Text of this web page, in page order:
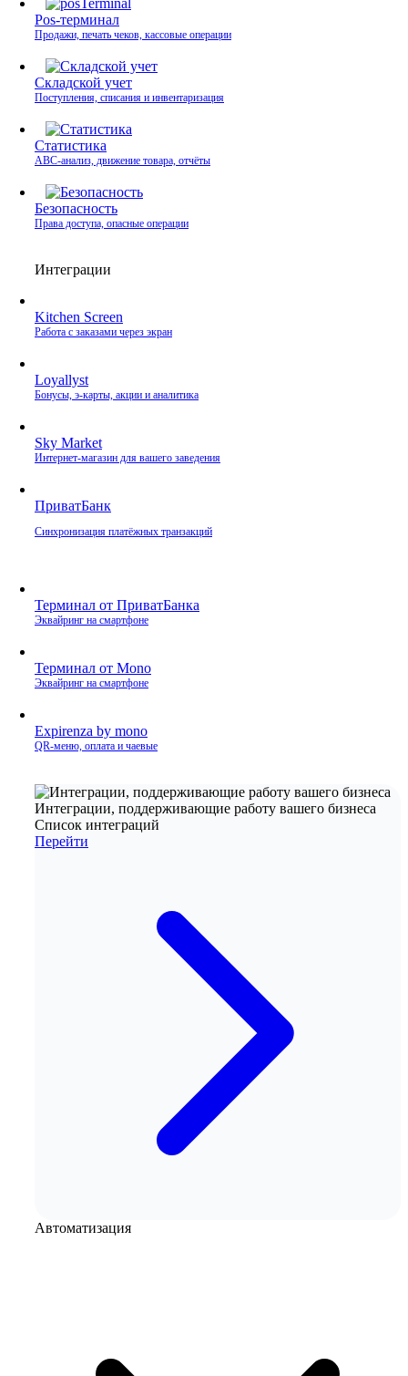
Pos-терминал
Продажи, печать чеков, кассовые операции
Складской учет
Поступления, списания и инвентаризация
Статистика
ABC-анализ, движение товара, отчёты
Безопасность
Права доступа, опасные операции
Интеграции
Kitchen Screen
Работа с заказами через экран
Loyallyst
Бонусы, э‑карты, акции и аналитика
Sky Market
Интернет‑магазин для вашего заведения
ПриватБанк
Синхронизация платёжных транзакций
Терминал от ПриватБанка
Эквайринг на смартфоне
Терминал от Mono
Эквайринг на смартфоне
Expirenza by mono
QR‑меню, оплата и чаевые
Интеграции, поддерживающие работу вашего бизнеса
Список интеграций
Перейти
Автоматизация